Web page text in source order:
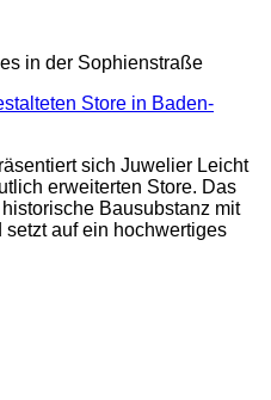
in der Sophienstraße
Store in Baden-
sich Juwelier Leicht
erweiterten Store. Das
Bausubstanz mit
auf ein hochwertiges